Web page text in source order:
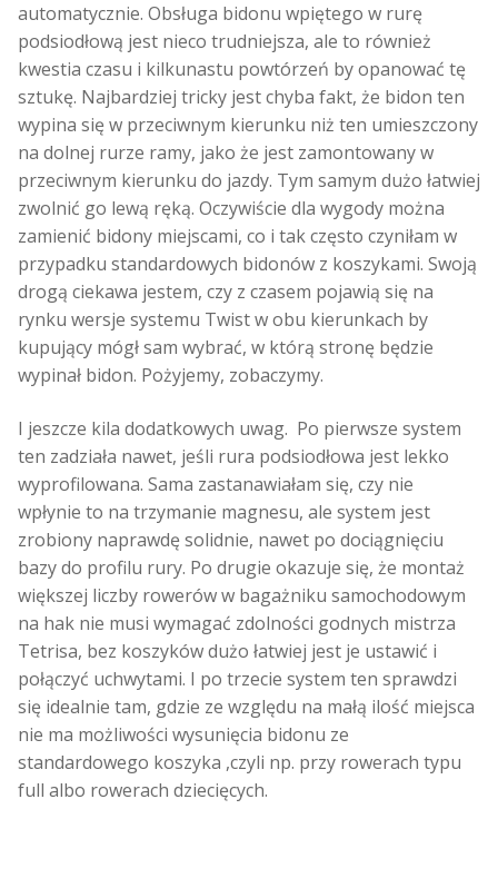
automatycznie. Obsługa bidonu wpiętego w rurę
podsiodłową jest nieco trudniejsza, ale to również
kwestia czasu i kilkunastu powtórzeń by opanować tę
sztukę. Najbardziej tricky jest chyba fakt, że bidon ten
wypina się w przeciwnym kierunku niż ten umieszczony
na dolnej rurze ramy, jako że jest zamontowany w
przeciwnym kierunku do jazdy. Tym samym dużo łatwiej
zwolnić go lewą ręką. Oczywiście dla wygody można
zamienić bidony miejscami, co i tak często czyniłam w
przypadku standardowych bidonów z koszykami. Swoją
drogą ciekawa jestem, czy z czasem pojawią się na
rynku wersje systemu Twist w obu kierunkach by
kupujący mógł sam wybrać, w którą stronę będzie
wypinał bidon. Pożyjemy, zobaczymy.
I jeszcze kila dodatkowych uwag. Po pierwsze system
ten zadziała nawet, jeśli rura podsiodłowa jest lekko
wyprofilowana. Sama zastanawiałam się, czy nie
wpłynie to na trzymanie magnesu, ale system jest
zrobiony naprawdę solidnie, nawet po dociągnięciu
bazy do profilu rury. Po drugie okazuje się, że montaż
większej liczby rowerów w bagażniku samochodowym
na hak nie musi wymagać zdolności godnych mistrza
Tetrisa, bez koszyków dużo łatwiej jest je ustawić i
połączyć uchwytami. I po trzecie system ten sprawdzi
się idealnie tam, gdzie ze względu na małą ilość miejsca
nie ma możliwości wysunięcia bidonu ze
standardowego koszyka ,czyli np. przy rowerach typu
full albo rowerach dziecięcych.